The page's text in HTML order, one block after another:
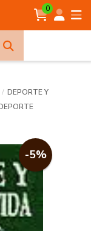
0
DEPORTE Y
-5%